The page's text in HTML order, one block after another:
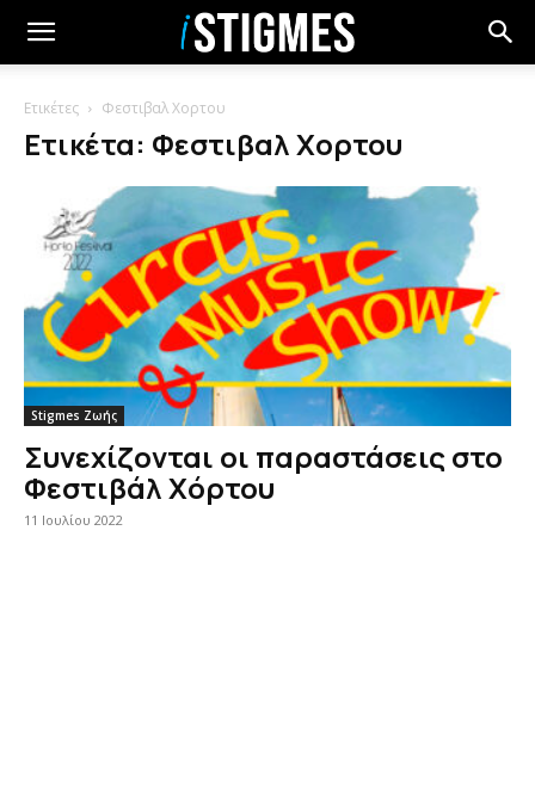
Ετικέτες Φεστιβαλ Χορτου
Ετικέτα: Φεστιβαλ Χορτου
Stigmes Ζωής
Συνεχίζονται οι παραστάσεις στο
Φεστιβάλ Χόρτου
11 Ιουλίου 2022